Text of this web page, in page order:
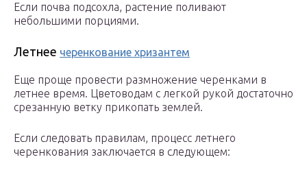
Если почва подсохла, растение поливают
небольшими порциями.
Летнее черенкование хризантем
Еще проще провести размножение черенками в
летнее время. Цветоводам с легкой рукой достаточно
срезанную ветку прикопать землей.
Если следовать правилам, процесс летнего
черенкования заключается в следующем: